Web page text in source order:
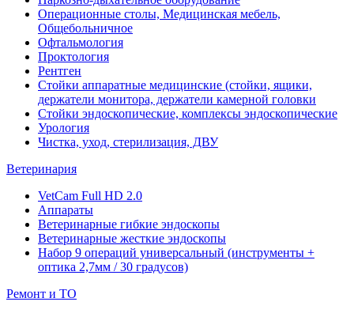
Операционные столы, Медицинская мебель,
Общебольничное
Офтальмология
Проктология
Рентген
Стойки аппаратные медицинские (стойки, ящики,
держатели монитора, держатели камерной головки
Стойки эндоскопические, комплексы эндоскопические
Урология
Чистка, уход, стерилизация, ДВУ
Ветеринария
VetCam Full HD 2.0
Аппараты
Ветеринарные гибкие эндоскопы
Ветеринарные жесткие эндоскопы
Набор 9 операций универсальный (инструменты +
оптика 2,7мм / 30 градусов)
Ремонт и ТО